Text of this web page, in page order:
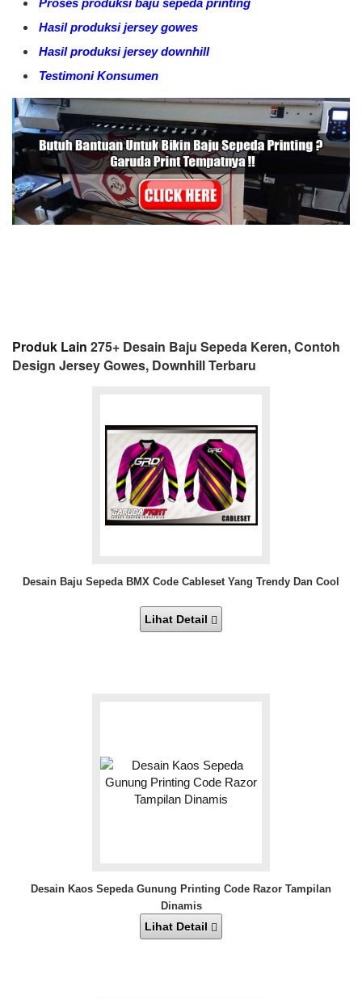
Proses produksi baju sepeda printing
Hasil produksi jersey gowes
Hasil produksi jersey downhill
Testimoni Konsumen
Produk Lain 275+ Desain Baju Sepeda Keren, Contoh
Design Jersey Gowes, Downhill Terbaru
Desain Baju Sepeda BMX Code Cableset Yang Trendy Dan Cool
Lihat Detail
Desain Kaos Sepeda Gunung Printing Code Razor Tampilan
Dinamis
Lihat Detail